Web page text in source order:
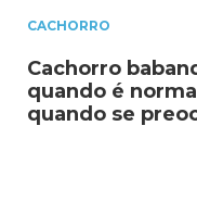
CACHORRO
Cachorro
quando é
quando se